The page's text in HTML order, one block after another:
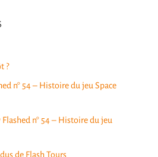
?
n° 54 – Histoire du jeu Space
n° 54 – Histoire du jeu
de Flash Tours